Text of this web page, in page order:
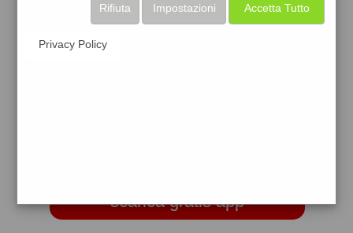
scarica gratis app
Accetta Tutto
Impostazioni
Rifiuta
Privacy Policy